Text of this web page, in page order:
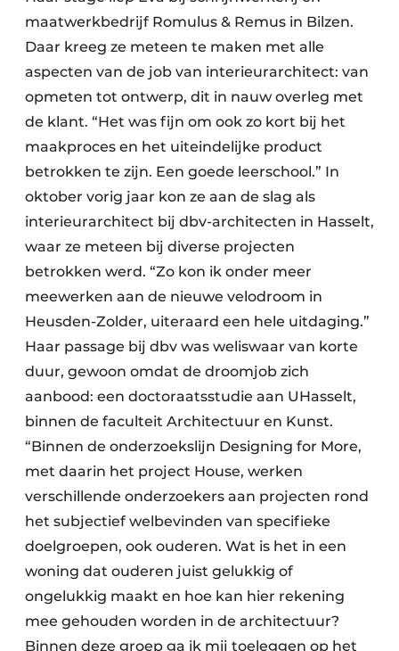
maatwerkbedrijf Romulus & Remus in Bilzen.
Daar kreeg ze meteen te maken met alle
aspecten van de job van interieurarchitect: van
opmeten tot ontwerp, dit in nauw overleg met
de klant. “Het was fijn om ook zo kort bij het
maakproces en het uiteindelijke product
betrokken te zijn. Een goede leerschool.” In
oktober vorig jaar kon ze aan de slag als
interieurarchitect bij dbv-architecten in Hasselt,
waar ze meteen bij diverse projecten
betrokken werd. “Zo kon ik onder meer
meewerken aan de nieuwe velodroom in
Heusden-Zolder, uiteraard een hele uitdaging.”
Haar passage bij dbv was weliswaar van korte
duur, gewoon omdat de droomjob zich
aanbood: een doctoraatsstudie aan UHasselt,
binnen de faculteit Architectuur en Kunst.
“Binnen de onderzoekslijn Designing for More,
met daarin het project House, werken
verschillende onderzoekers aan projecten rond
het subjectief welbevinden van specifieke
doelgroepen, ook ouderen. Wat is het in een
woning dat ouderen juist gelukkig of
ongelukkig maakt en hoe kan hier rekening
mee gehouden worden in de architectuur?
Binnen deze groep ga ik mij toeleggen op het